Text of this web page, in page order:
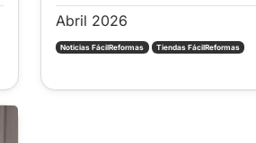
Abril 2026
Noticias FácilReformas Tiendas FácilReformas